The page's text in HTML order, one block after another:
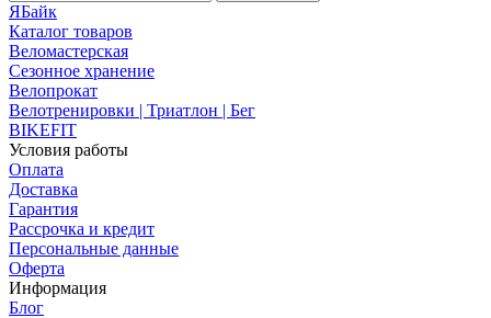
ЯБайк
Каталог товаров
Веломастерская
Сезонное хранение
Велопрокат
Велотренировки | Триатлон | Бег
BIKEFIT
Условия работы
Оплата
Доставка
Гарантия
Рассрочка и кредит
Персональные данные
Оферта
Информация
Блог